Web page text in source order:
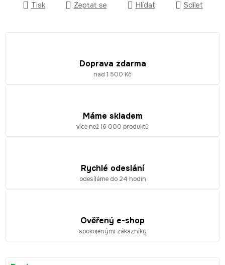
Tisk Zeptat se Hlídat Sdílet
Doprava zdarma
nad 1 500 Kč
Máme skladem
více než 16 000 produktů
Rychlé odeslání
odesíláme do 24 hodin
Ověřený e-shop
spokojenými zákazníky